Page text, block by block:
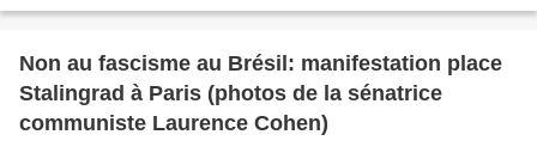
Non au fascisme au Brésil: manifestation place
Stalingrad à Paris (photos de la sénatrice
communiste Laurence Cohen)